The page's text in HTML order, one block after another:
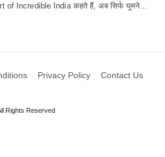
of Incredible India कहते हैं, अब सिर्फ घूमने…
Privacy Policy Contact Us
Rights Reserved